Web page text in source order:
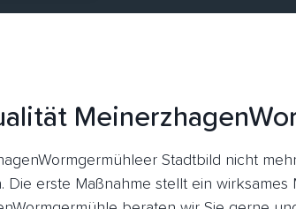
Stadtbild nicht
erste Maßnahme stellt ein wirksames